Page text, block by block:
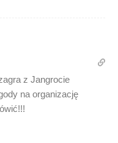
z Jangrocie
na organizację